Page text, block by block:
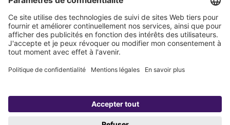
Contact direct
Tel:+33 3 88 65 76 00
Email:info@kessel.fr
Politique de confidentialité Mentions légales